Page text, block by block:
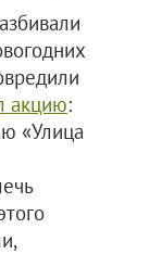
акцию:
«Улица